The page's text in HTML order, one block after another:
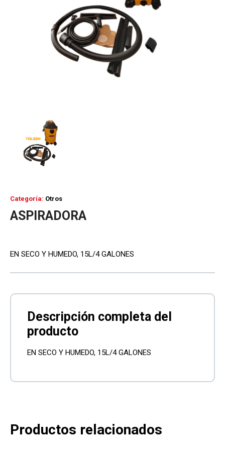
Categoría: Otros
ASPIRADORA
EN SECO Y HUMEDO, 15L/4 GALONES
EN SECO Y HUMEDO, 15L/4 GALONES
Productos relacionados